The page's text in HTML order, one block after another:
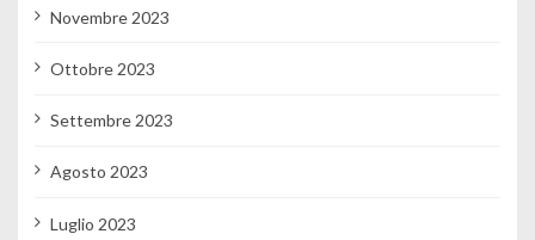
Novembre 2023
Ottobre 2023
Settembre 2023
Agosto 2023
Luglio 2023